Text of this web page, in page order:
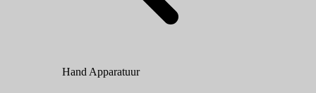
Hand Apparatuur